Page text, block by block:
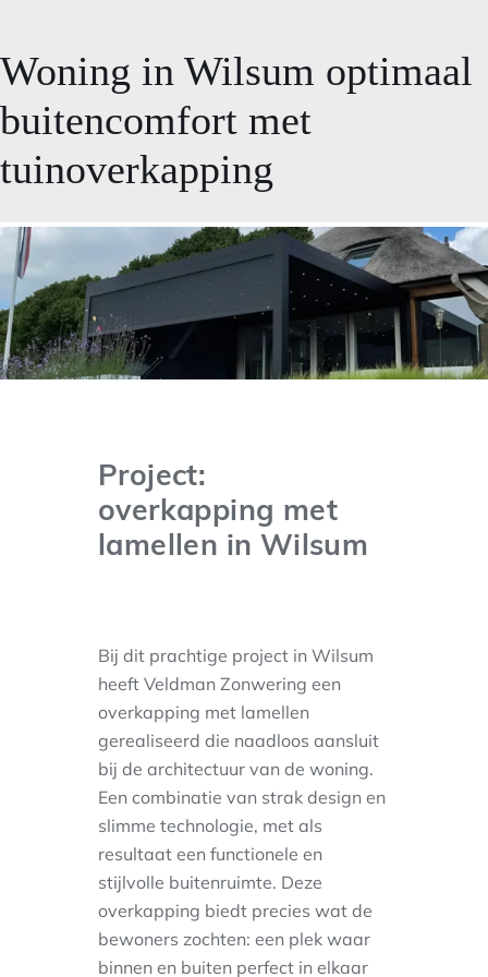
Woning in Wilsum optimaal
buitencomfort met
tuinoverkapping
Project:
overkapping met
lamellen in Wilsum
Bij dit prachtige project in Wilsum
heeft Veldman Zonwering een
overkapping met lamellen
gerealiseerd die naadloos aansluit
bij de architectuur van de woning.
Een combinatie van strak design en
slimme technologie, met als
resultaat een functionele en
stijlvolle buitenruimte. Deze
overkapping biedt precies wat de
bewoners zochten: een plek waar
binnen en buiten perfect in elkaar